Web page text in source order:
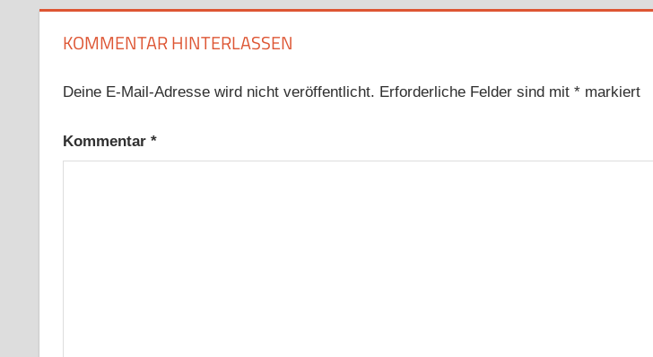
KOMMENTAR HINTERLASSEN
Deine E-Mail-Adresse wird nicht veröffentlicht. Erforderliche Felder sind mit *markiert
Kommentar *